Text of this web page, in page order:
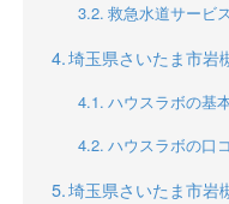
救急水道サービ
埼玉県さいたま市
ハウスラボの基
ハウスラボの口
埼玉県さいたま市